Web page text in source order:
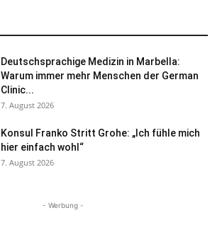
Deutschsprachige Medizin in Marbella:
Warum immer mehr Menschen der German
Clinic...
7. August 2026
Konsul Franko Stritt Grohe: „Ich fühle mich
hier einfach wohl“
7. August 2026
- Werbung -